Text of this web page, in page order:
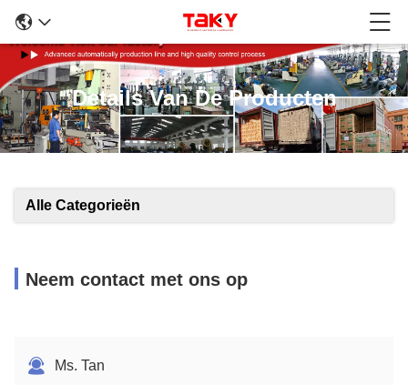
Details Van De Producten
Alle Categorieën
Neem contact met ons op
Ms. Tan